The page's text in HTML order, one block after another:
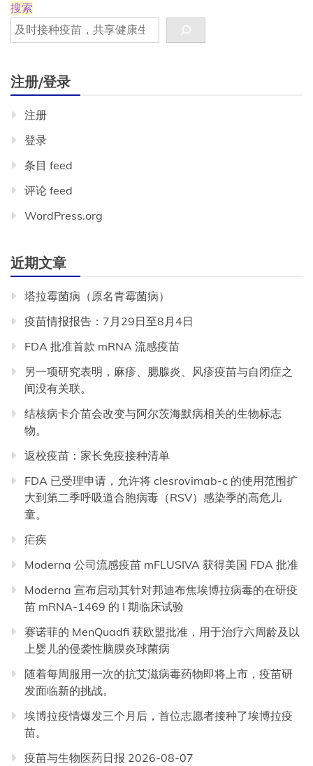
搜索
注册/登录
注册
登录
条目 feed
评论 feed
WordPress.org
近期文章
塔拉霉菌病（原名青霉菌病）
疫苗情报报告：7月29日至8月4日
FDA 批准首款 mRNA 流感疫苗
另一项研究表明，麻疹、腮腺炎、风疹疫苗与自闭症之
间没有关联。
结核病卡介苗会改变与阿尔茨海默病相关的生物标志
物。
返校疫苗：家长免疫接种清单
FDA 已受理申请，允许将 clesrovimab-c 的使用范围扩
大到第二季呼吸道合胞病毒（RSV）感染季的高危儿
童。
疟疾
Moderna 公司流感疫苗 mFLUSIVA 获得美国 FDA 批准
Moderna 宣布启动其针对邦迪布焦埃博拉病毒的在研疫
苗 mRNA-1469 的 I 期临床试验
赛诺菲的 MenQuadfi 获欧盟批准，用于治疗六周龄及以
上婴儿的侵袭性脑膜炎球菌病
随着每周服用一次的抗艾滋病毒药物即将上市，疫苗研
发面临新的挑战。
埃博拉疫情爆发三个月后，首位志愿者接种了埃博拉疫
苗。
疫苗与生物医药日报 2026-08-07